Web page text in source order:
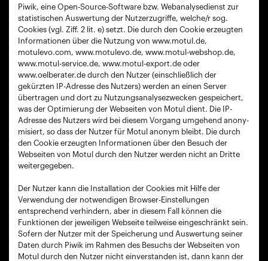
Piwik, eine Open-Source-Software bzw. Webanalysedienst zur
statistischen Auswertung der Nutzerzugriffe, welche/r sog.
Cookies (vgl. Ziff. 2 lit. e) setzt. Die durch den Cookie erzeugten
Informationen über die Nutzung von www.motul.de,
motulevo.com, www.motulevo.de, www.motul-webshop.de,
www.motul-service.de, www.motul-export.de oder
www.oelberater.de durch den Nutzer (einschließlich der
gekürzten IP-Adresse des Nutzers) werden an einen Server
übertragen und dort zu Nutzungsanalysezwecken gespeichert,
was der Optimierung der Webseiten von Motul dient. Die IP-
Adresse des Nutzers wird bei diesem Vorgang umge­hend anony­
mi­siert, so dass der Nutzer für Motul anonym bleibt. Die durch
den Cookie erzeugten Informationen über den Besuch der
Webseiten von Motul durch den Nutzer werden nicht an Dritte
weitergegeben.
Der Nutzer kann die Installation der Cookies mit Hilfe der
Verwendung der notwendigen Browser-Einstellungen
entsprechend verhindern, aber in diesem Fall können die
Funktionen der jeweiligen Webseite teilweise eingeschränkt sein.
Sofern der Nutzer mit der Speicherung und Auswertung seiner
Daten durch Piwik im Rahmen des Besuchs der Webseiten von
Motul durch den Nutzer nicht einverstanden ist, dann kann der